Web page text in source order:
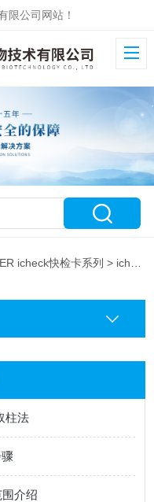
限公司网站！
icheck快检卡系列 > icheck定性快检卡
柱法
介绍